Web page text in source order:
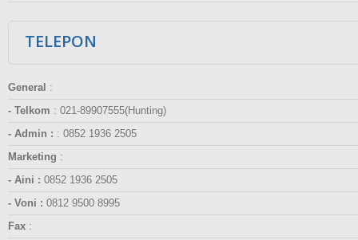
TELEPON
General :
- Telkom : 021-89907555(Hunting)
- Admin : : 0852 1936 2505
Marketing :
- Aini : 0852 1936 2505
- Voni : 0812 9500 8995
Fax :